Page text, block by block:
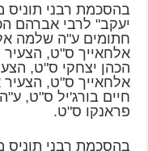
חתומים ע"ה שלמה
אלחאייך ס"ט,
הכהן יצחקי ס"ט,
אלחאייך ס"ט,
חיים בורג'יל ס"ט,
פראנקו ס"ט.